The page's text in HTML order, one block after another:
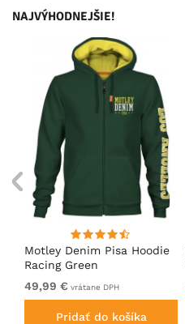
NAJVÝHODNEJŠIE!
Motley Denim Pisa Hoodie
Racing Green
49,99 € vrátane DPH
Pridať do košíka